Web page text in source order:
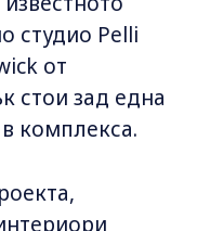
студио Pelli
от
стои зад една
комплекса.